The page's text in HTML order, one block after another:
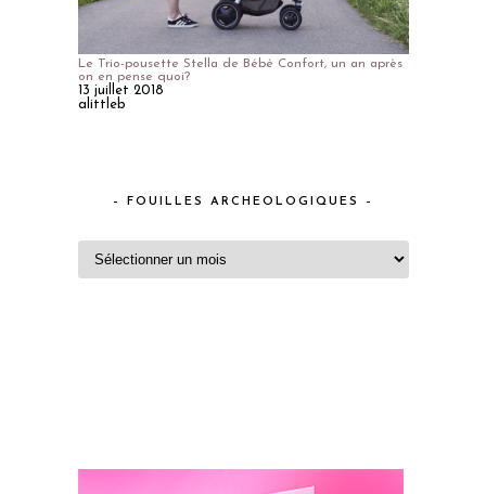
Le Trio-pousette Stella de Bébé Confort, un an après
on en pense quoi?
13 juillet 2018
alittleb
– FOUILLES ARCHEOLOGIQUES –